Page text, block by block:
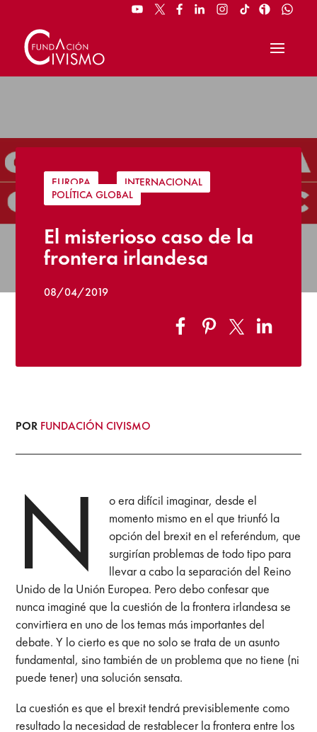
EUROPA | INTERNACIONAL
POLÍTICA GLOBAL
El misterioso caso de la
frontera irlandesa
08/04/2019
POR FUNDACIÓN CIVISMO
N
o era difícil imaginar, desde el
momento mismo en el que triunfó la
opción del brexit en el referéndum, que
surgirían problemas de todo tipo para
llevar a cabo la separación del Reino
Unido de la Unión Europea. Pero debo confesar que
nunca imaginé que la cuestión de la frontera irlandesa se
convirtiera en uno de los temas más importantes del
debate. Y lo cierto es que no solo se trata de un asunto
fundamental, sino también de un problema que no tiene (ni
puede tener) una solución sensata.
La cuestión es que el brexit tendrá previsiblemente como
resultado la necesidad de restablecer la frontera entre los